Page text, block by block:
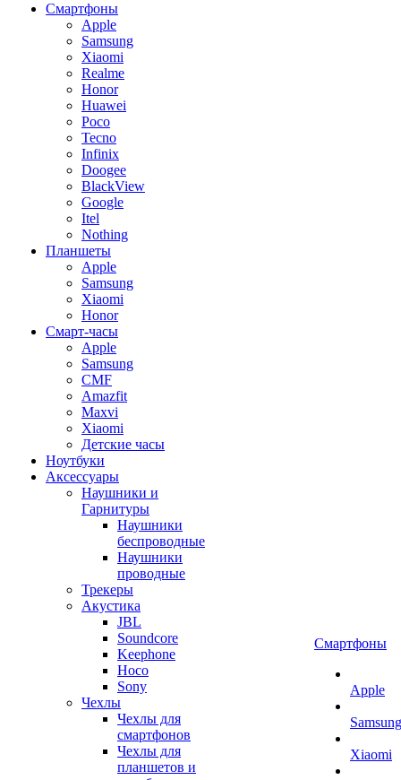
Смартфоны
Apple
Samsung
Xiaomi
Realme
Honor
Huawei
Poco
Tecno
Infinix
Doogee
BlackView
Google
Itel
Nothing
Планшеты
Apple
Samsung
Xiaomi
Honor
Смарт-часы
Apple
Samsung
CMF
Amazfit
Maxvi
Xiaomi
Детские часы
Ноутбуки
Аксессуары
Наушники и
Гарнитуры
Наушники
беспроводные
Наушники
проводные
Трекеры
Акустика
JBL
Soundcore
Keephone
Hoco
Sony
Чехлы
Чехлы для
смартфонов
Чехлы для
планшетов и
Смартфоны
Apple
Samsung
Xiaomi